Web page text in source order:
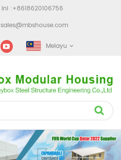
:+8618620106756
sales@mbshouse.com
Melayu